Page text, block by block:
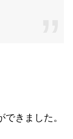
きました。